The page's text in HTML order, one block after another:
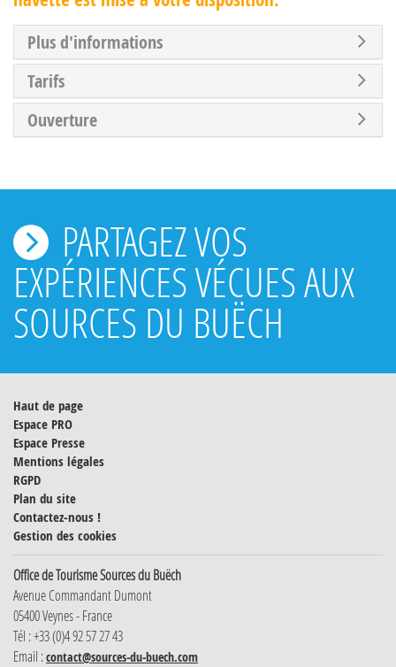
Plus d'informations
Tarifs
Ouverture
PARTAGEZ VOS
EXPÉRIENCES VÉCUES AUX
SOURCES DU BUËCH
Haut de page
Espace PRO
Espace Presse
Mentions légales
RGPD
Plan du site
Contactez-nous !
Gestion des cookies
Office de Tourisme Sources du Buëch
Avenue Commandant Dumont
05400 Veynes - France
Tél : +33 (0)4 92 57 27 43
Email :contact@sources-du-buech.com